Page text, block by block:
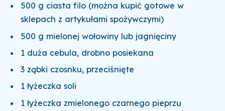
500 g ciasta filo (można kupić gotowe w
sklepach z artykułami spożywczymi)
500 g mielonej wołowiny lub jagnięciny
1 duża cebula, drobno posiekana
3 ząbki czosnku, przeciśnięte
1 łyżeczka soli
1 łyżeczka zmielonego czarnego pieprzu